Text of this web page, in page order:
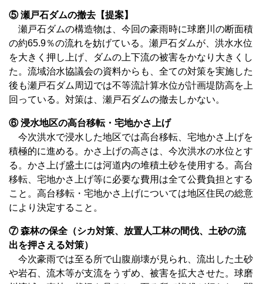
⑤ 瀬戸石ダムの撤去【提案】
瀬戸石ダムの構造物は、今回の豪雨時に球磨川の断面積
の約65.9％の流れを妨げている。瀬戸石ダムが、洪水水位
を大きく押し上げ、ダムの上下流の被害をかなり大きくし
た。流域治水協議会の資料からも、全ての対策を実施した
後も瀬戸石ダム周辺では不等流計算水位が計画堤防高を上
回っている。対策は、瀬戸石ダムの撤去しかない。
⑥ 浸水地区の高台移転・宅地かさ上げ
今次洪水で浸水した地区では高台移転、宅地かさ上げを
積極的に進める。かさ上げの高さは、今次洪水の水位とす
る。かさ上げ盛土には河道内の堆積土砂を使用する。高台
移転、宅地かさ上げ等に必要な費用は全て公費負担とする
こと。高台移転・宅地かさ上げについては地区住民の総意
により決定すること。
⑦ 森林の保全（シカ対策、放置人工林の間伐、土砂の流
出を押さえる対策）
今次豪雨では至る所で山腹崩壊が見られ、流出した土砂
や岩石、流木等が支流をうずめ、被害を拡大させた。球磨